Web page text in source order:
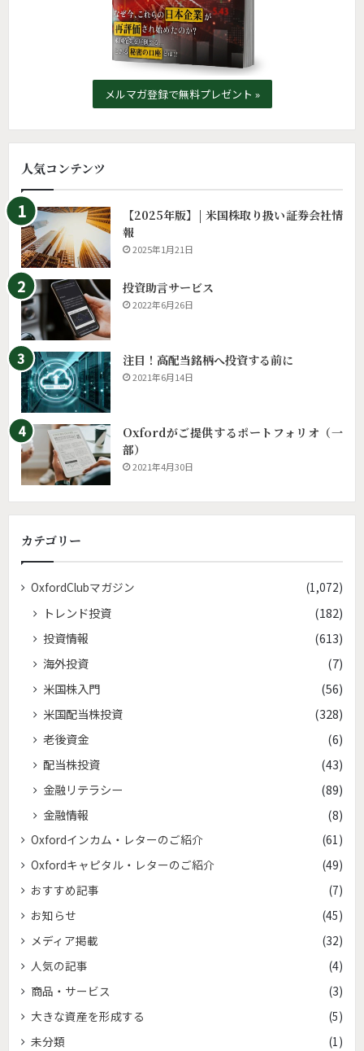
メルマガ登録で無料プレゼント »
人気コンテンツ
【2025年版】| 米国株取り扱い証券会社情
報
2025年1月21日
投資助言サービス
2022年6月26日
注目！高配当銘柄へ投資する前に
2021年6月14日
Oxfordがご提供するポートフォリオ（一
部）
2021年4月30日
カテゴリー
OxfordClubマガジン (1,072)
トレンド投資
(182)
投資情報
(613)
海外投資
(7)
米国株入門
(56)
米国配当株投資
(328)
老後資金
(6)
配当株投資
(43)
金融リテラシー
(89)
金融情報
(8)
Oxfordインカム・レターのご紹介
(61)
Oxfordキャピタル・レターのご紹介
(49)
おすすめ記事
(7)
お知らせ
(45)
メディア掲載
(32)
人気の記事
(4)
商品・サービス
(3)
大きな資産を形成する
(5)
未分類
(1)